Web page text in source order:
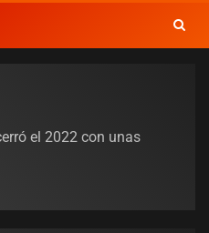
el 2022 con unas